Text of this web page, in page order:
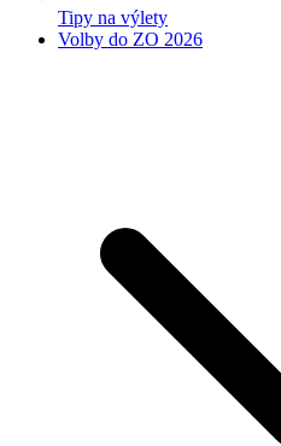
Tipy na výlety
Volby do ZO 2026